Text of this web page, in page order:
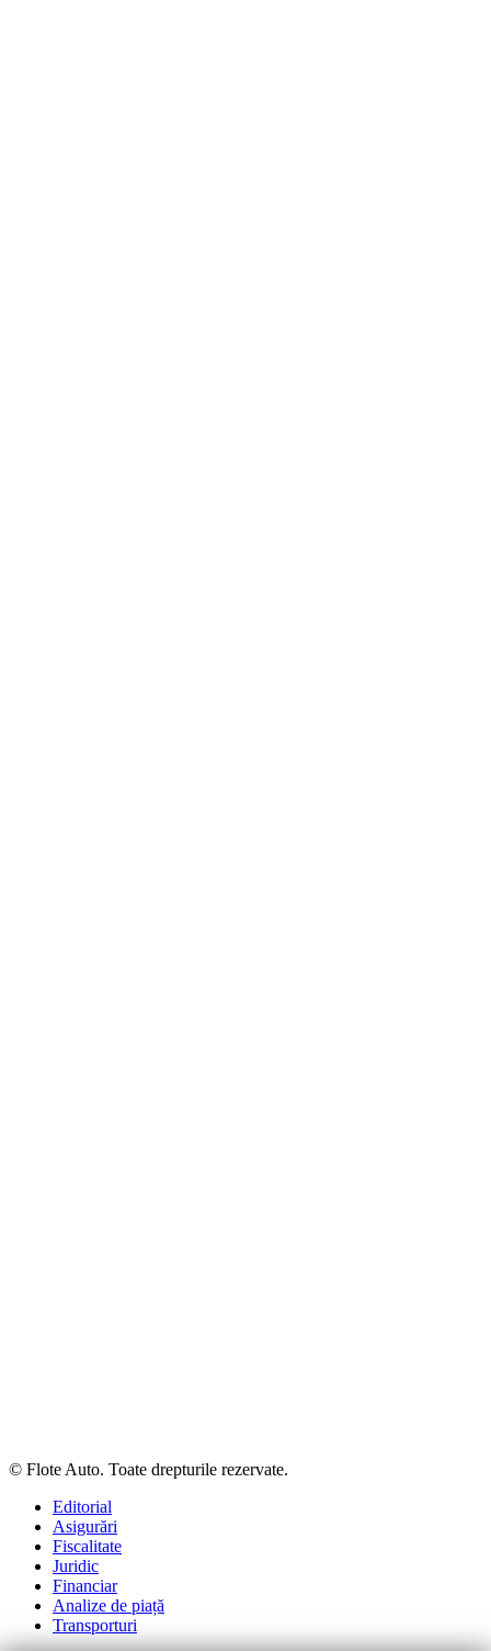
© Flote Auto. Toate drepturile rezervate.
Editorial
Asigurări
Fiscalitate
Juridic
Financiar
Analize de piață
Transporturi